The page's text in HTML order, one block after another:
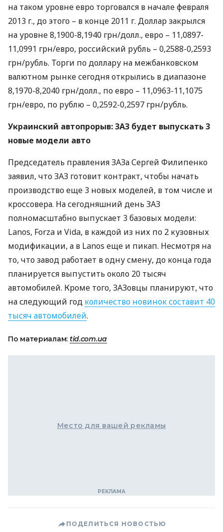
на таком уровне евро торговался в начале февраля
2013 г., до этого – в конце 2011 г. Доллар закрылся
на уровне 8,1900-8,1940 грн/долл., евро – 11,0897-
11,0991 грн/евро, российский рубль – 0,2588-0,2593
грн/рубль. Торги по доллару на межбанковском
валютном рынке сегодня открылись в диапазоне
8,1970-8,2040 грн/долл., по евро – 11,0963-11,1075
грн/евро, по рублю – 0,2592-0,2597 грн/рубль.
Украинский автопрорыв:ЗАЗ будет выпускать 3
новые модели авто
Председатель правленияЗАЗа Сергей Филипенко
заявил, чтоЗАЗ готовит контракт, чтобы начать
производство еще 3 новых моделей, в том числе и
кроссовера. На сегодняшний день ЗАЗ
полномасштабно выпускает 3 базовых модели:
Lanos, Forza и Vida, в каждой из них по 2 кузовных
модификации, а в Lanos еще и пикап. Несмотря на
то, что завод работает в одну смену, до конца года
планируется выпустить около 20 тысяч
автомобилей. Кроме того, ЗАЗовцы планируют, что
на следующий год количество новинок составит 40
тысяч автомобилей.
По материалам: tid.com.ua
Место для вашей рекламы
ПОДЕЛИТЬСЯ НОВОСТЬЮ